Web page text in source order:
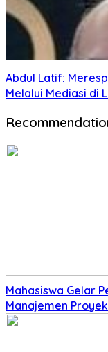
Abdul Latif:
Melalui Mediasi di
Mahasiswa Gelar
Manajemen